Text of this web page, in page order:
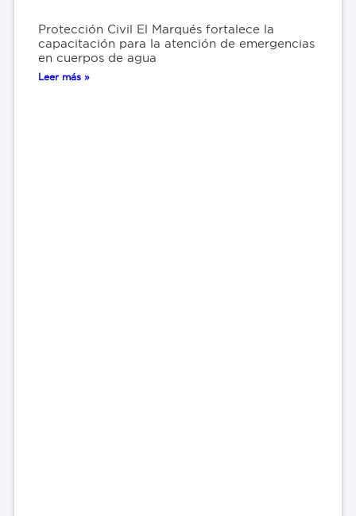
Protección Civil El Marqués fortalece la
capacitación para la atención de emergencias
en cuerpos de agua
Leer más »